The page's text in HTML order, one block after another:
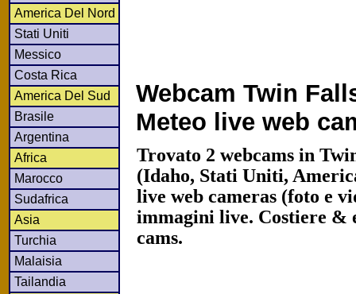
America Del Nord
Stati Uniti
Messico
Costa Rica
America Del Sud
Brasile
Argentina
Africa
Marocco
Sudafrica
Asia
Turchia
Malaisia
Tailandia
Webcam Twin
Meteo live web
Trovato 2 webcams in
(Idaho, Stati Uniti,
live web cameras (foto e
immagini live. Costiere &
cams.